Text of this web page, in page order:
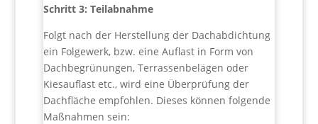
Schritt 3: Teilabnahme
Folgt nach der Herstellung der Dachabdichtung
ein Folgewerk, bzw. eine Auflast in Form von
Dachbegrünungen, Terrassenbelägen oder
Kiesauflast etc., wird eine Überprüfung der
Dachfläche empfohlen. Dieses können folgende
Maßnahmen sein: